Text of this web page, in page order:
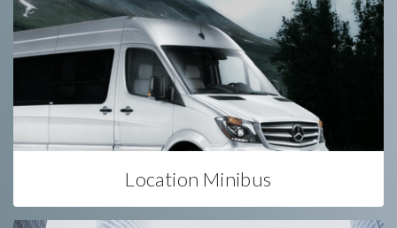
Location Minibus